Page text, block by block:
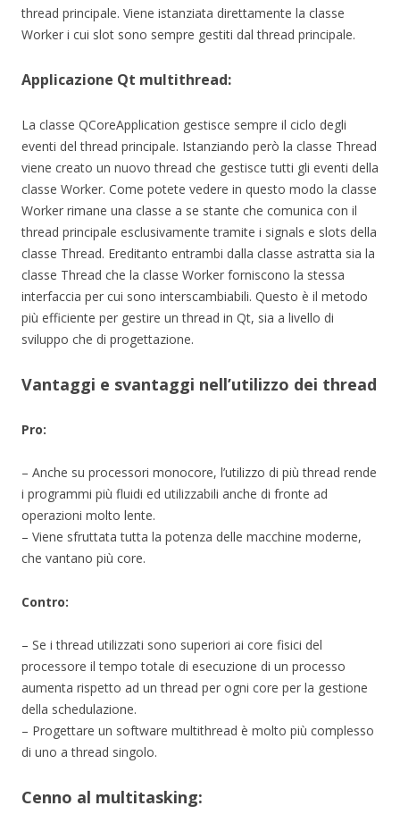
thread principale. Viene istanziata direttamente la classe
Worker i cui slot sono sempre gestiti dal thread principale.
Applicazione Qt multithread:
La classe QCoreApplication gestisce sempre il ciclo degli
eventi del thread principale. Istanziando però la classe Thread
viene creato un nuovo thread che gestisce tutti gli eventi della
classe Worker. Come potete vedere in questo modo la classe
Worker rimane una classe a se stante che comunica con il
thread principale esclusivamente tramite i signals e slots della
classe Thread. Ereditanto entrambi dalla classe astratta sia la
classe Thread che la classe Worker forniscono la stessa
interfaccia per cui sono interscambiabili. Questo è il metodo
più efficiente per gestire un thread in Qt, sia a livello di
sviluppo che di progettazione.
Vantaggi e svantaggi nell’utilizzo dei thread
Pro:
– Anche su processori monocore, l’utilizzo di più thread rende
i programmi più fluidi ed utilizzabili anche di fronte ad
operazioni molto lente.
– Viene sfruttata tutta la potenza delle macchine moderne,
che vantano più core.
Contro:
– Se i thread utilizzati sono superiori ai core fisici del
processore il tempo totale di esecuzione di un processo
aumenta rispetto ad un thread per ogni core per la gestione
della schedulazione.
– Progettare un software multithread è molto più complesso
di uno a thread singolo.
Cenno al multitasking: